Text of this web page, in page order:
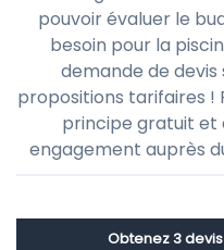
pouvoir évaluer le
besoin pour la
demande de
propositions tarifaires !
principe gratuit et
engagement auprès
Obtenez 3